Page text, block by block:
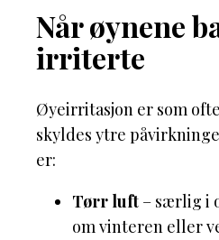
Når øynene
irriterte
Øyeirritasjon er som
skyldes ytre
er:
Tørr luft – særlig i
om vinteren eller